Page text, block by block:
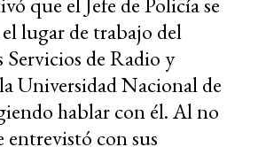
lugar de trabajo del
de Radio y
Universidad Nacional de
hablar con él. Al no
entrevistó con sus